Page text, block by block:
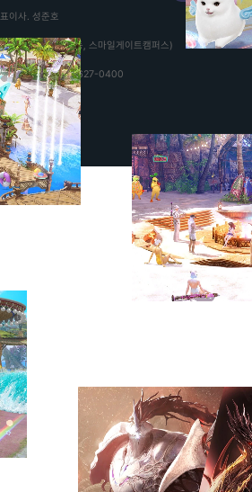
이사 성준호
344, 6,7층(삼평동, 스마일게이트캠퍼스)
당A-1071
F 031-627-0400